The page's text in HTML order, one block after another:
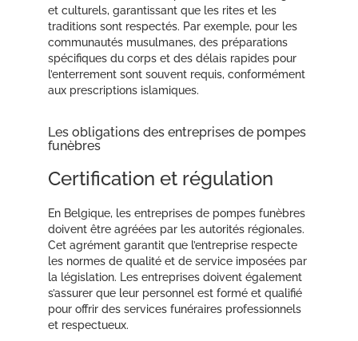
et culturels, garantissant que les rites et les
traditions sont respectés. Par exemple, pour les
communautés musulmanes, des préparations
spécifiques du corps et des délais rapides pour
l’enterrement sont souvent requis, conformément
aux prescriptions islamiques.
Les obligations des entreprises de pompes
funèbres
Certification et régulation
En Belgique, les entreprises de pompes funèbres
doivent être agréées par les autorités régionales.
Cet agrément garantit que l’entreprise respecte
les normes de qualité et de service imposées par
la législation. Les entreprises doivent également
s’assurer que leur personnel est formé et qualifié
pour offrir des services funéraires professionnels
et respectueux.